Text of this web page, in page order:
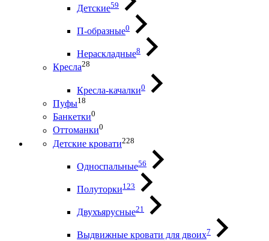
Детские59
П-образные0
Нераскладные8
Кресла28
Кресла-качалки0
Пуфы18
Банкетки0
Оттоманки0
Детские кровати228
Односпальные56
Полуторки123
Двухъярусные21
Выдвижные кровати для двоих7